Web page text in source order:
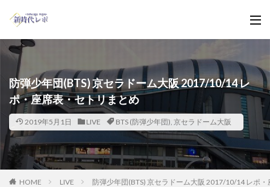
防弾少年団(BTS) 京セラドーム大阪 2017/10/14 レ
ポ・座席表・セトリまとめ
2019年5月1日 LIVE BTS (防弾少年団), 京セラドーム大阪
HOME LIVE 防弾少年団(BTS) 京セラドーム大阪 2017/10/14 レポ